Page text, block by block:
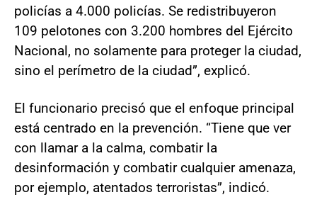
policías a 4.000 policías. Se redistribuyeron
109 pelotones con 3.200 hombres del Ejército
Nacional, no solamente para proteger la ciudad,
sino el perímetro de la ciudad”, explicó.
El funcionario precisó que el enfoque principal
está centrado en la prevención. “Tiene que ver
con llamar a la calma, combatir la
desinformación y combatir cualquier amenaza,
por ejemplo, atentados terroristas”, indicó.